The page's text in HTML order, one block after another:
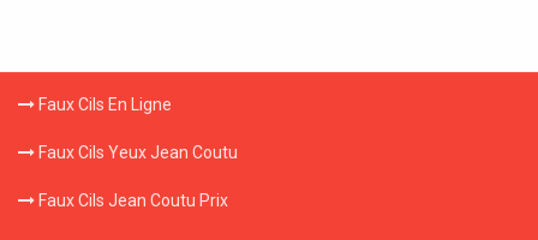
Faux Cils En Ligne
Faux Cils Yeux Jean Coutu
Faux Cils Jean Coutu Prix